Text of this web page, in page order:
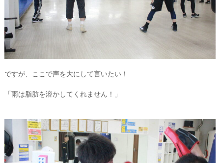
ですが、ここで声を大にして言いたい！
「雨は脂肪を溶かしてくれません！」